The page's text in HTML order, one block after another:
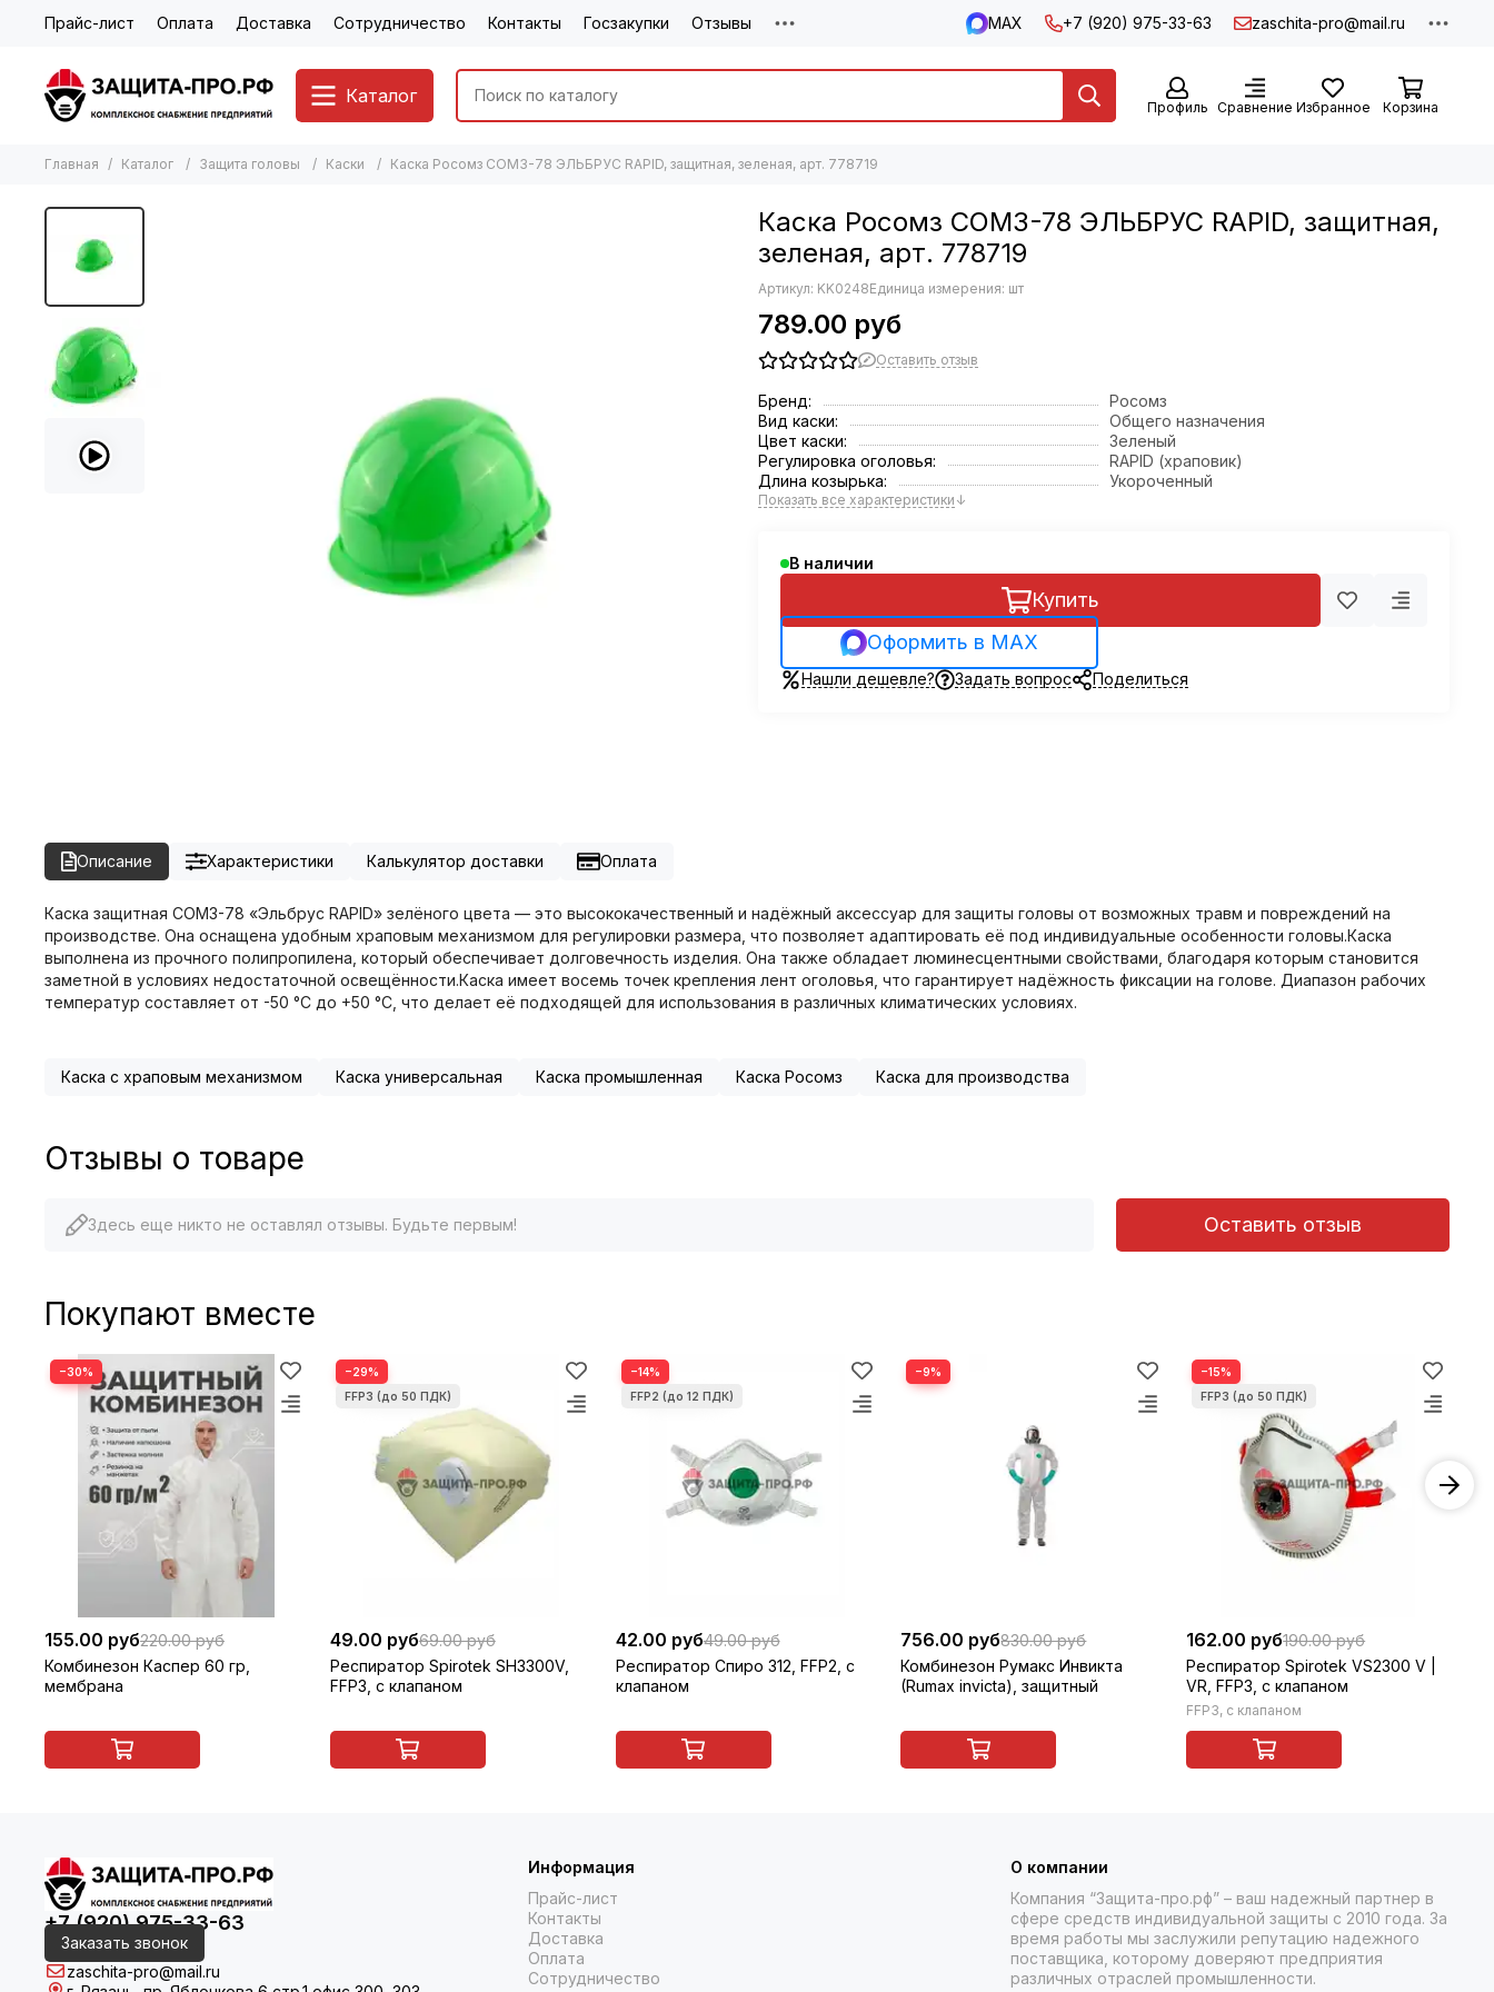
Прайс-лист Оплата Доставка Сотрудничество Контакты Госзакупки Отзывы MAX +7 (920) 975-33-63 zaschita-pro@mail.ru
Каталог
Профиль Сравнение Избранное Корзина
Главная Каталог Защита головы Каски Каска Росомз СОМЗ-78 ЭЛЬБРУС RAPID, защитная, зеленая, арт. 778719
Каска Росомз СОМЗ-78 ЭЛЬБРУС RAPID, защитная,
зеленая, арт. 778719
Артикул: KK0248Единица измерения: шт
789.00 руб
Оставить отзыв
Бренд:
Росомз
Вид каски:
Общего назначения
Цвет каски:
Зеленый
Регулировка оголовья:
RAPID (храповик)
Длина козырька:
Укороченный
Показать все характеристики ↓
В наличии
Купить
Оформить в MAX
Нашли дешевле? Задать вопрос Поделиться
Описание Характеристики Калькулятор доставки Оплата
Каска защитная СОМЗ-78 «Эльбрус RAPID» зелёного цвета — это высококачественный и надёжный аксессуар для защиты головы от возможных травм и повреждений на
производстве. Она оснащена удобным храповым механизмом для регулировки размера, что позволяет адаптировать её под индивидуальные особенности головы.Каска
выполнена из прочного полипропилена, который обеспечивает долговечность изделия. Она также обладает люминесцентными свойствами, благодаря которым становится
заметной в условиях недостаточной освещённости.Каска имеет восемь точек крепления лент оголовья, что гарантирует надёжность фиксации на голове. Диапазон рабочих
температур составляет от -50 °C до +50 °C, что делает её подходящей для использования в различных климатических условиях.
Каска с храповым механизмом Каска универсальная Каска промышленная Каска Росомз Каска для производства
Отзывы о товаре
Здесь еще никто не оставлял отзывы. Будьте первым! Оставить отзыв
Покупают вместе
−30%
155.00 руб220.00 руб
Комбинезон Каспер 60 гр,
мембрана
−29%
49.00 руб69.00 руб
Респиратор Spirotek SH3300V,
FFP3, с клапаном
−14%
42.00 руб49.00 руб
Респиратор Спиро 312, FFP2, с
клапаном
−9%
756.00 руб830.00 руб
Комбинезон Румакс Инвикта
(Rumax invicta), защитный
−15%
162.00 руб190.00 руб
Респиратор Spirotek VS2300 V |
VR, FFP3, с клапаном
FFP3, с клапаном
+7 (920) 975-33-63
Заказать звонок
zaschita-pro@mail.ru
Информация
Прайс-лист
Контакты
Доставка
Оплата
Сотрудничество
О компании
Компания “Защита-про.рф” – ваш надежный партнер в
сфере средств индивидуальной защиты с 2010 года. За
время работы мы заслужили репутацию надежного
поставщика, которому доверяют предприятия
различных отраслей промышленности.